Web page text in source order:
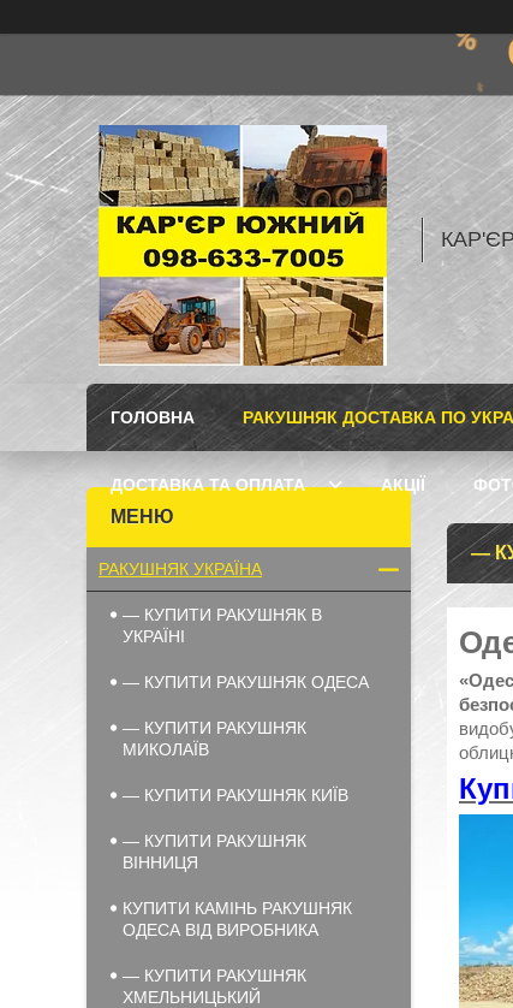
ГОЛОВНА РАКУШНЯК ДОСТАВКА ПО
ДОСТАВКА ТА ОПЛАТА АКЦІЇ
—
РАКУШНЯК УКРАЇНА
— КУПИТИ РАКУШНЯК В
УКРАЇНІ
— КУПИТИ РАКУШНЯК ОДЕСА
— КУПИТИ РАКУШНЯК
МИКОЛАЇВ
— КУПИТИ РАКУШНЯК КИЇВ
— КУПИТИ РАКУШНЯК
ВІННИЦЯ
КУПИТИ КАМІНЬ РАКУШНЯК
ОДЕСА ВІД ВИРОБНИКА
— КУПИТИ РАКУШНЯК
ХМЕЛЬНИЦЬКИЙ